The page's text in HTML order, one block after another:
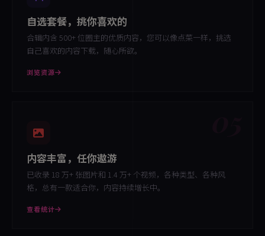
自选套餐，挑你喜欢的
合辑内含 500+ 位圈主的优质内容，您可以像点菜一样，挑选
自己喜欢的内容下载，随心所欲。
浏览资源
内容丰富，任你遨游
已收录 18 万+ 张图片和 1.4 万+ 个视频，各种类型、各种风
格，总有一款适合你，内容持续增长中。
查看统计